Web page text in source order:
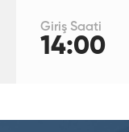
Giriş Saati
14:00